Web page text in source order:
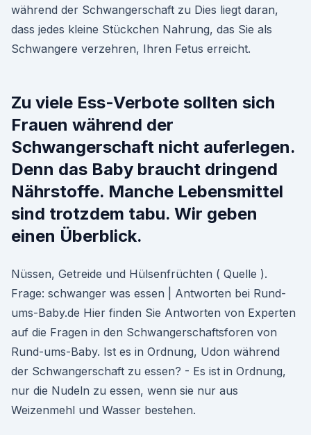
während der Schwangerschaft zu Dies liegt daran,
dass jedes kleine Stückchen Nahrung, das Sie als
Schwangere verzehren, Ihren Fetus erreicht.
Zu viele Ess-Verbote sollten sich
Frauen während der
Schwangerschaft nicht auferlegen.
Denn das Baby braucht dringend
Nährstoffe. Manche Lebensmittel
sind trotzdem tabu. Wir geben
einen Überblick.
Nüssen, Getreide und Hülsenfrüchten ( Quelle ).
Frage: schwanger was essen | Antworten bei Rund-
ums-Baby.de Hier finden Sie Antworten von Experten
auf die Fragen in den Schwangerschaftsforen von
Rund-ums-Baby. Ist es in Ordnung, Udon während
der Schwangerschaft zu essen? - Es ist in Ordnung,
nur die Nudeln zu essen, wenn sie nur aus
Weizenmehl und Wasser bestehen.